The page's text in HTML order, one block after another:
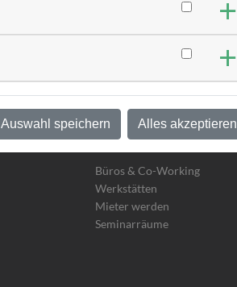
MIETEN & TAGEN
Büros & Co-Working
Werkstätten
Mieter werden
Seminarräume
Auswahl speichern Alles akzeptieren